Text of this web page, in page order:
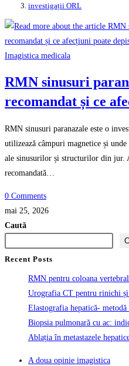
investigații ORL
Imagistica medicala
RMN sinusuri
recomandat și ce
RMN sinusuri paranazale este o
utilizează câmpuri magnetice și
ale sinusurilor și structurilor din jur.
recomandată…
0 Comments
mai 25, 2026
Caută
Recent Posts
RMN pentru coloana
Urografia CT pentru rinichi și
Elastografia hepatică-
Biopsia pulmonară cu ac:
Ablația în metastazele
A doua opinie imagistica